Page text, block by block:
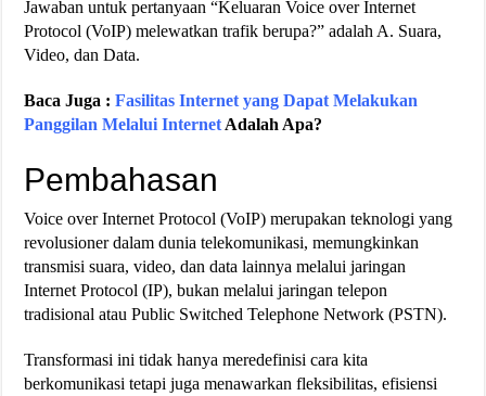
Jawaban untuk pertanyaan “Keluaran Voice over Internet
Protocol (VoIP) melewatkan trafik berupa?” adalah A. Suara,
Video, dan Data.
Baca Juga :Fasilitas Internet yang Dapat Melakukan
Panggilan Melalui Internet Adalah Apa?
Pembahasan
Voice over Internet Protocol (VoIP) merupakan teknologi yang
revolusioner dalam dunia telekomunikasi, memungkinkan
transmisi suara, video, dan data lainnya melalui jaringan
Internet Protocol (IP), bukan melalui jaringan telepon
tradisional atau Public Switched Telephone Network (PSTN).
Transformasi ini tidak hanya meredefinisi cara kita
berkomunikasi tetapi juga menawarkan fleksibilitas, efisiensi